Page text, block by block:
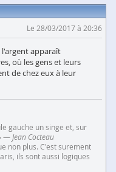
Le 28/03/2017 à 20:36
apparaît
où les gens et leurs
de chez eux à leur
gauche un singe et, sur
—Jean Cocteau
non plus. C'est surement
ils sont aussi logiques